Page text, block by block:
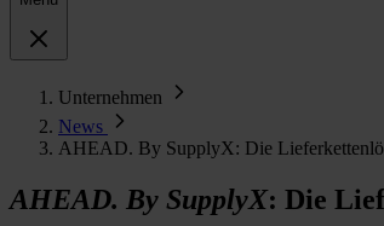
Unternehmen
News
AHEAD. By SupplyX: Die
AHEAD. By SupplyX: Die